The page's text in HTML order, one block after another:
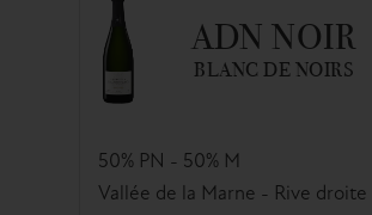
ADN NOIR
BLANC DE NOIRS
50% PN - 50% M
Vallée de la Marne - Rive droite